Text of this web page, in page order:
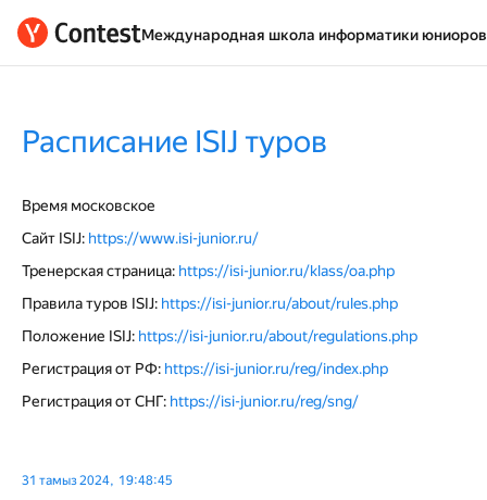
Международная школа информатики юниоров
Расписание ISIJ туров
Время московское
Сайт ISIJ: https://www.isi-junior.ru/
Тренерская страница: https://isi-junior.ru/klass/oa.php
Правила туров ISIJ: https://isi-junior.ru/about/rules.php
Положение ISIJ: https://isi-junior.ru/about/regulations.php
Регистрация от РФ: https://isi-junior.ru/reg/index.php
Регистрация от СНГ: https://isi-junior.ru/reg/sng/
31 тамыз 2024, 19:48:45